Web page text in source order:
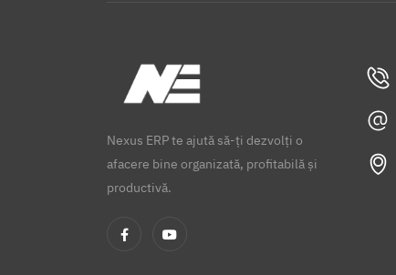
Nexus ERP te ajută să-ți dezvolți o
afacere bine organizată, profitabilă și
productivă.